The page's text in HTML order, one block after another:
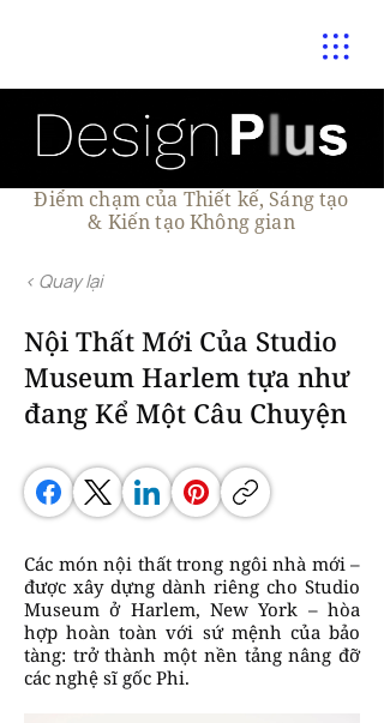
Điểm chạm của Thiết kế, Sáng tạo
& Kiến tạo Không gian
< Quay lại
Nội Thất Mới Của Studio
Museum Harlem tựa như
đang Kể Một Câu Chuyện
Các món nội thất trong ngôi nhà mới –
được xây dựng dành riêng cho Studio
Museum ở Harlem, New York – hòa
hợp hoàn toàn với sứ mệnh của bảo
tàng: trở thành một nền tảng nâng đỡ
các nghệ sĩ gốc Phi.